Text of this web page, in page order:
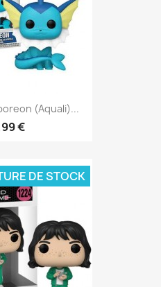
(Aquali)...
€
DE STOCK